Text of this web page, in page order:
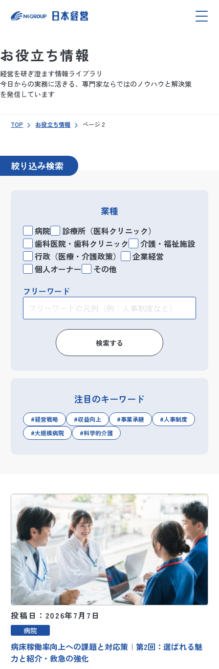
お役立ち情報
経営を研ぎ澄ます情報ライブラリ
今日からの実務に活きる、専門家ならではのノウハウと解決策
を発信しています
TOP お役立ち情報 ページ 2
絞り込み検索
業種
病院
診療所（医科クリニック）
歯科医院・歯科クリニック
介護・福祉施設
行政（医療・介護政策）
企業経営
個人オーナー
その他
フリーワード
検索する
注目のキーワード
経営戦略 収益向上 事業承継
人事制度
大規模病院
科学的介護
投稿日：2026年7月7日
病院
病床稼働率向上への課題と対応策｜第2回：選ばれる魅
力と紹介・救急の強化